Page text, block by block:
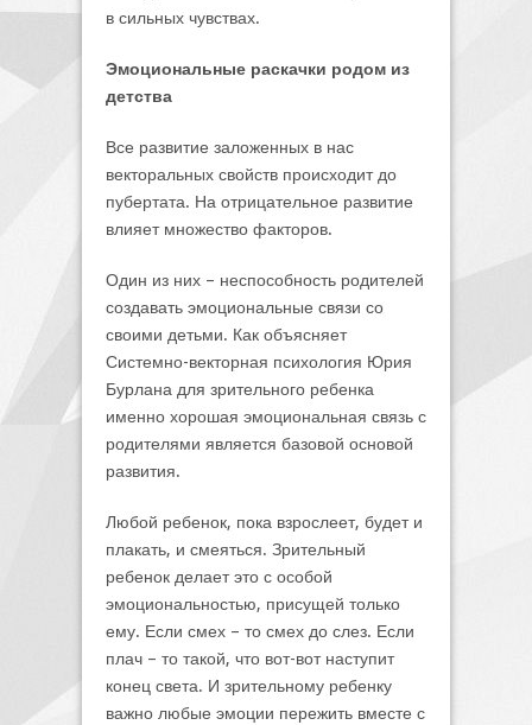
в сильных чувствах.
Эмоциональные раскачки родом из
детства
Все развитие заложенных в нас
векторальных свойств происходит до
пубертата. На отрицательное развитие
влияет множество факторов.
Один из них – неспособность родителей
создавать эмоциональные связи со
своими детьми. Как объясняет
Системно-векторная психология Юрия
Бурлана для зрительного ребенка
именно хорошая эмоциональная связь с
родителями является базовой основой
развития.
Любой ребенок, пока взрослеет, будет и
плакать, и смеяться. Зрительный
ребенок делает это с особой
эмоциональностью, присущей только
ему. Если смех – то смех до слез. Если
плач – то такой, что вот-вот наступит
конец света. И зрительному ребенку
важно любые эмоции пережить вместе с